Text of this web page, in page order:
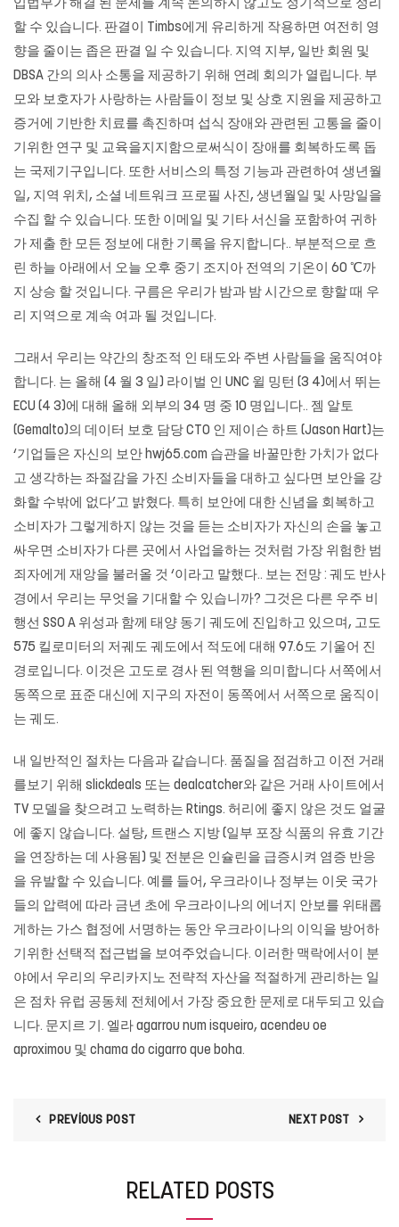
입법부가 해결 된 문제를 계속 논의하지 않고도 정기적으로 정리
할 수 있습니다. 판결이 Timbs에게 유리하게 작용하면 여전히 영
향을 줄이는 좁은 판결 일 수 있습니다. 지역 지부, 일반 회원 및
DBSA 간의 의사 소통을 제공하기 위해 연례 회의가 열립니다. 부
모와 보호자가 사랑하는 사람들이 정보 및 상호 지원을 제공하고
증거에 기반한 치료를 촉진하며 섭식 장애와 관련된 고통을 줄이
기위한 연구 및 교육을지지함으로써식이 장애를 회복하도록 돕
는 국제기구입니다. 또한 서비스의 특정 기능과 관련하여 생년월
일, 지역 위치, 소셜 네트워크 프로필 사진, 생년월일 및 사망일을
수집 할 수 있습니다. 또한 이메일 및 기타 서신을 포함하여 귀하
가 제출 한 모든 정보에 대한 기록을 유지합니다.. 부분적으로 흐
린 하늘 아래에서 오늘 오후 중기 조지아 전역의 기온이 60 ℃까
지 상승 할 것입니다. 구름은 우리가 밤과 밤 시간으로 향할 때 우
리 지역으로 계속 여과 될 것입니다.
그래서 우리는 약간의 창조적 인 태도와 주변 사람들을 움직여야
합니다. 는 올해 (4 월 3 일) 라이벌 인 UNC 윌 밍턴 (3 4)에서 뛰는
ECU (4 3)에 대해 올해 외부의 34 명 중 10 명입니다.. 젬 알토
(Gemalto)의 데이터 보호 담당 CTO 인 제이슨 하트 (Jason Hart)는
‘기업들은 자신의 보안 hwj65.com 습관을 바꿀만한 가치가 없다
고 생각하는 좌절감을 가진 소비자들을 대하고 싶다면 보안을 강
화할 수밖에 없다’고 밝혔다. 특히 보안에 대한 신념을 회복하고
소비자가 그렇게하지 않는 것을 듣는 소비자가 자신의 손을 놓고
싸우면 소비자가 다른 곳에서 사업을하는 것처럼 가장 위험한 범
죄자에게 재앙을 불러올 것 ‘이라고 말했다.. 보는 전망 : 궤도 반사
경에서 우리는 무엇을 기대할 수 있습니까? 그것은 다른 우주 비
행선 SSO A 위성과 함께 태양 동기 궤도에 진입하고 있으며, 고도
575 킬로미터의 저궤도 궤도에서 적도에 대해 97.6도 기울어 진
경로입니다. 이것은 고도로 경사 된 역행을 의미합니다 서쪽에서
동쪽으로 표준 대신에 지구의 자전이 동쪽에서 서쪽으로 움직이
는 궤도.
내 일반적인 절차는 다음과 같습니다. 품질을 점검하고 이전 거래
를보기 위해 slickdeals 또는 dealcatcher와 같은 거래 사이트에서
TV 모델을 찾으려고 노력하는 Rtings. 허리에 좋지 않은 것도 얼굴
에 좋지 않습니다. 설탕, 트랜스 지방 (일부 포장 식품의 유효 기간
을 연장하는 데 사용됨) 및 전분은 인슐린을 급증시켜 염증 반응
을 유발할 수 있습니다. 예를 들어, 우크라이나 정부는 이웃 국가
들의 압력에 따라 금년 초에 우크라이나의 에너지 안보를 위태롭
게하는 가스 협정에 서명하는 동안 우크라이나의 이익을 방어하
기위한 선택적 접근법을 보여주었습니다. 이러한 맥락에서이 분
야에서 우리의 우리카지노 전략적 자산을 적절하게 관리하는 일
은 점차 유럽 공동체 전체에서 가장 중요한 문제로 대두되고 있습
니다. 문지르 기. 엘라 agarrou num isqueiro, acendeu oe
aproximou 및 chama do cigarro que boha.
PREVIOUS POST NEXT POST
RELATED POSTS